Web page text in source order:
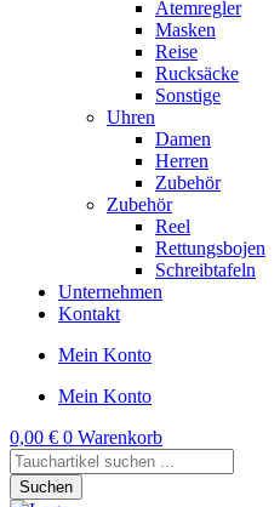
Atemregler
Masken
Reise
Rucksäcke
Sonstige
Uhren
Damen
Herren
Zubehör
Zubehör
Reel
Rettungsbojen
Schreibtafeln
Unternehmen
Kontakt
Mein Konto
Mein Konto
0,00 € 0 Warenkorb
Products
search
Suchen